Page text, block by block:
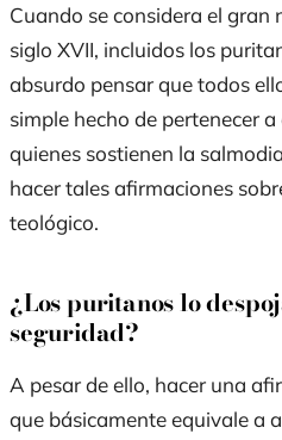
Cuando se considera el gran
siglo XVII, incluidos los
absurdo pensar que todos
simple hecho de pertenecer a
quienes sostienen la
hacer tales afirmaciones
teológico.
¿Los puritanos lo
seguridad?
A pesar de ello, hacer una
que básicamente equivale a